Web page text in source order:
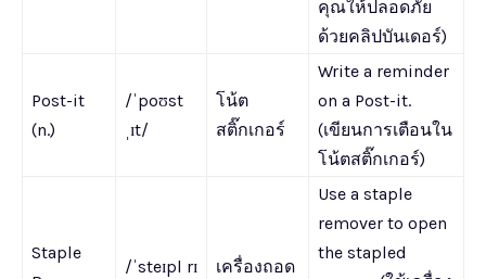
คุณให้ปลอดภัย
ด้วยคลิปบันเดอร์)
Post-it
(n.)
/ˈpoʊst
ˌɪt/
โน้ต
สติ๊กเกอร์
Write a reminder
on a Post-it.
(เขียนการเตือนใน
โน้ตสติ๊กเกอร์)
Staple
/ˈsteɪpl rɪ
เครื่องถอด
Use a staple
remover to open
the stapled